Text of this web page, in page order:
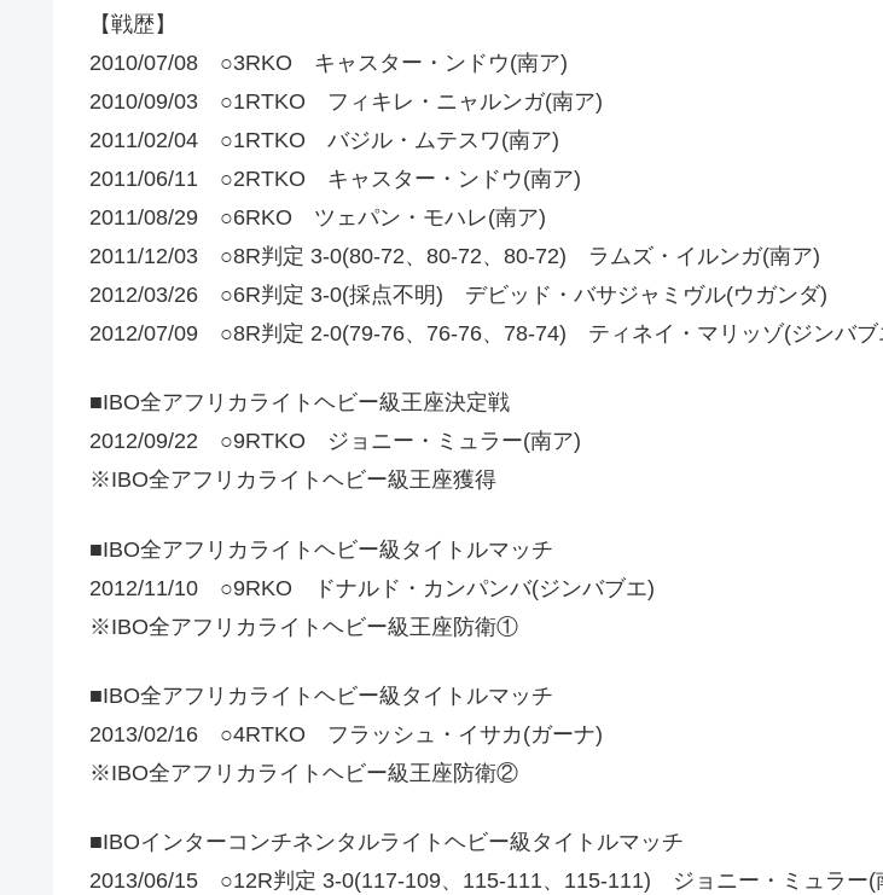
【戦歴】
2010/07/08 ○3RKO キャスター・ンドウ(南ア)
2010/09/03 ○1RTKO フィキレ・ニャルンガ(南ア)
2011/02/04 ○1RTKO バジル・ムテスワ(南ア)
2011/06/11 ○2RTKO キャスター・ンドウ(南ア)
2011/08/29 ○6RKO ツェパン・モハレ(南ア)
2011/12/03 ○8R判定 3-0(80-72、80-72、80-72) ラムズ・イルンガ(南ア)
2012/03/26 ○6R判定 3-0(採点不明) デビッド・バサジャミヴル(ウガンダ)
2012/07/09 ○8R判定 2-0(79-76、76-76、78-74) ティネイ・マリッゾ(ジンバブ
■IBO全アフリカライトヘビー級王座決定戦
2012/09/22 ○9RTKO ジョニー・ミュラー(南ア)
※IBO全アフリカライトヘビー級王座獲得
■IBO全アフリカライトヘビー級タイトルマッチ
2012/11/10 ○9RKO ドナルド・カンパンバ(ジンバブエ)
※IBO全アフリカライトヘビー級王座防衛①
■IBO全アフリカライトヘビー級タイトルマッチ
2013/02/16 ○4RTKO フラッシュ・イサカ(ガーナ)
※IBO全アフリカライトヘビー級王座防衛②
■IBOインターコンチネンタルライトヘビー級タイトルマッチ
2013/06/15 ○12R判定 3-0(117-109、115-111、115-111) ジョニー・ミュラー(